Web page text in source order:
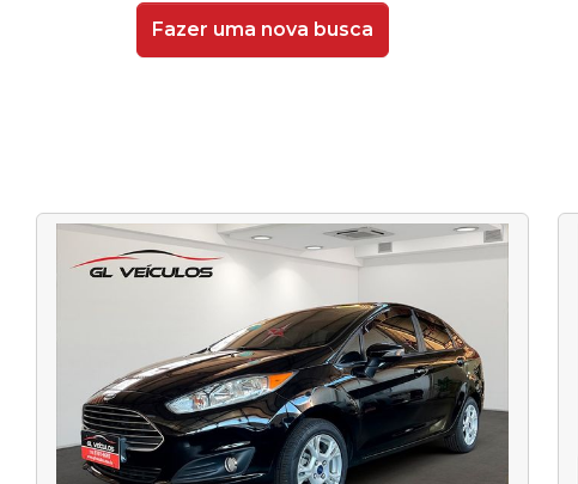
Fazer uma nova busca